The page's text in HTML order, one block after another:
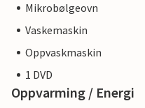
Mikrobølgeovn
Vaskemaskin
Oppvaskmaskin
1 DVD
Oppvarming / Energi